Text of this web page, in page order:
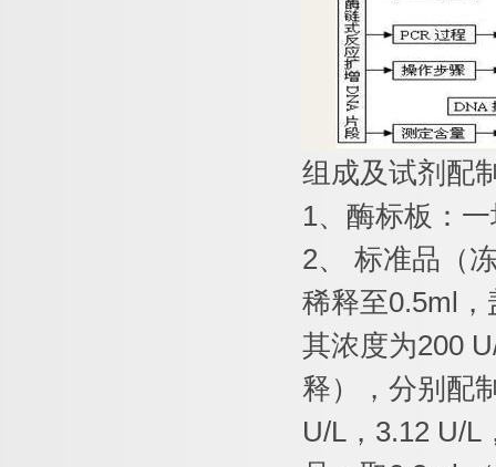
组成及试剂配
1、酶标板：
2、
标准品（
稀释至0.5ml
其浓度为200
释），分别配
U/L ， 3.12 U/L